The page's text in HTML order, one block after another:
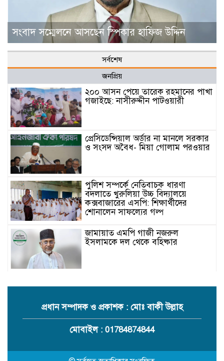
সংবাদ সম্মেলনে আসছেন স্পিকার হাফিজ উদ্দিন
সর্বশেষ
জনপ্রিয়
২০০ আসন পেয়ে তারেক রহমানের পাখা
গজাইছে: নাসীরুদ্দীন পাটওয়ারী
প্রেসিডেন্সিয়াল অর্ডার না মানলে সরকার
ও সংসদ অবৈধ- মিয়া গোলাম পরওয়ার
পুলিশ সম্পর্কে নেতিবাচক ধারণা
বদলাতে খুরুলিয়া উচ্চ বিদ্যালয়ে
কক্সবাজারের এসপি: শিক্ষার্থীদের
শোনালেন সাফল্যের গল্প
জামায়াত এমপি গাজী নজরুল
ইসলামকে দল থেকে বহিষ্কার
বন্যায় নিহত বশির আহমদের পরিবারকে
গাজী নজরুল এমপির বিরুদ্ধে কঠোর
ব্যবস্থা নিচ্ছে জামায়াত
প্রধান সম্পাদক ও প্রকাশক : মোঃ বাকী উল্লাহ
মোবাইল : 01784874844